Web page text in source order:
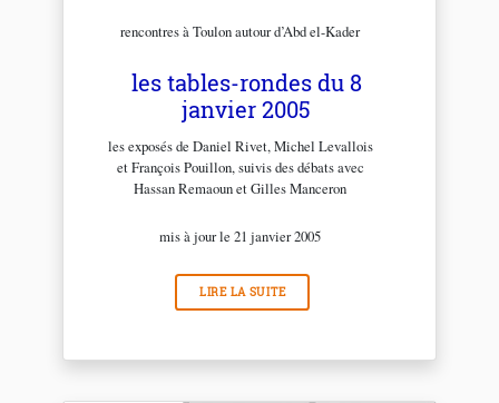
rencontres à Toulon autour d’Abd el-Kader
les tables-rondes du 8
janvier 2005
les exposés de Daniel Rivet, Michel Levallois
et François Pouillon, suivis des débats avec
Hassan Remaoun et Gilles Manceron
mis à jour le 21 janvier 2005
LIRE LA SUITE